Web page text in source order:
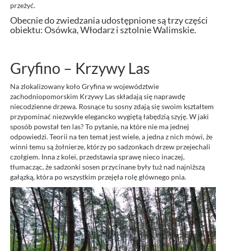
przeżyć.
Obecnie do zwiedzania udostępnione są trzy części
obiektu: Osówka, Włodarz i sztolnie Walimskie.
Gryfino – Krzywy Las
Na zlokalizowany koło Gryfina w województwie
zachodniopomorskim Krzywy Las składają się naprawdę
niecodzienne drzewa. Rosnące tu sosny zdają się swoim kształtem
przypominać niezwykle elegancko wygiętą łabędzią szyję. W jaki
sposób powstał ten las? To pytanie, na które nie ma jednej
odpowiedzi. Teorii na ten temat jest wiele, a jedna z nich mówi, że
winni temu są żołnierze, którzy po sadzonkach drzew przejechali
czołgiem. Inna z kolei, przedstawia sprawę nieco inaczej,
tłumacząc, że sadzonki sosen przycinane były tuż nad najniższą
gałązką, która po wszystkim przejęła rolę głównego pnia.